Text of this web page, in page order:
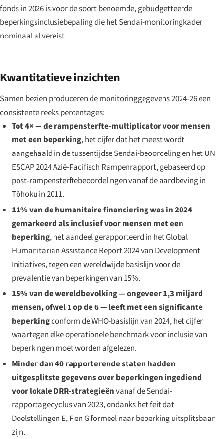
fonds in 2026 is voor de soort benoemde, gebudgetteerde
beperkingsinclusiebepaling die het Sendai-monitoringkader
nominaal al vereist.
Kwantitatieve inzichten
Samen bezien produceren de monitoringgegevens 2024-26 een
consistente reeks percentages:
Tot 4× — de rampensterfte-multiplicator voor mensen
met een beperking, het cijfer dat het meest wordt
aangehaald in de tussentijdse Sendai-beoordeling en het UN
ESCAP 2024 Azië-Pacifisch Rampenrapport, gebaseerd op
post-rampensterftebeoordelingen vanaf de aardbeving in
Tōhoku in 2011.
11% van de humanitaire financiering was in 2024
gemarkeerd als inclusief voor mensen met een
beperking, het aandeel gerapporteerd in hetGlobal
Humanitarian Assistance Report 2024van Development
Initiatives, tegen een wereldwijde basislijn voor de
prevalentie van beperkingen van 15%.
15% van de wereldbevolking — ongeveer 1,3 miljard
mensen, ofwel 1 op de 6 — leeft met een significante
beperkingconform de WHO-basislijn van 2024, het cijfer
waartegen elke operationele benchmark voor inclusie van
beperkingen moet worden afgelezen.
Minder dan 40 rapporterende staten hadden
uitgesplitste gegevens over beperkingen ingediend
voor lokale DRR-strategieënvanaf de Sendai-
rapportagecyclus van 2023, ondanks het feit dat
Doelstellingen E, F en G formeel naar beperking uitsplitsbaar
zijn.